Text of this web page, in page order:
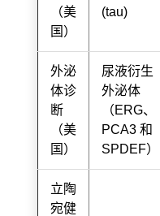
（美
国）
(tau)
外泌
体诊
断
（美
国）
尿液衍生
外泌体
（ERG、
PCA3 和
SPDEF）
立陶
宛健